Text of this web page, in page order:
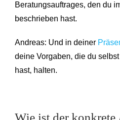
Beratungsauftrages, den du
beschrieben hast.
Andreas: Und in deiner
deine Vorgaben, die du
hast, halten.